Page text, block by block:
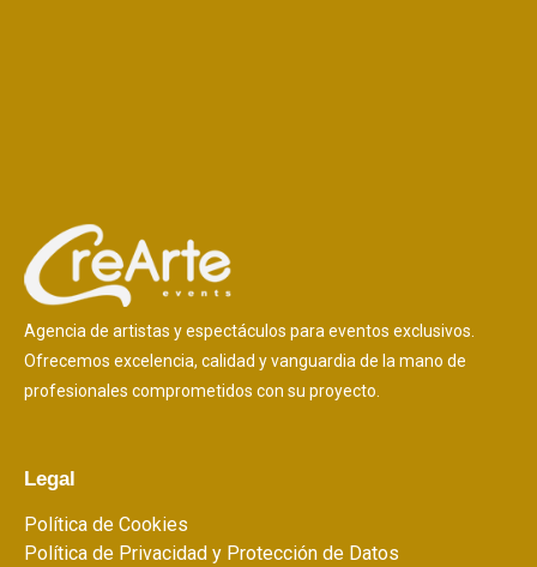
Agencia de artistas y espectáculos para eventos exclusivos.
Ofrecemos excelencia, calidad y vanguardia de la mano de
profesionales comprometidos con su proyecto.
Legal
Política de Cookies
Política de Privacidad y Protección de Datos